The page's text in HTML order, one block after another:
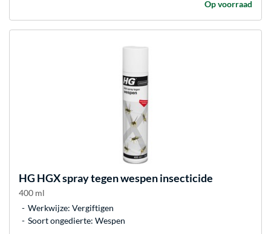
Op voorraad
HG HGX spray tegen wespen insecticide
400 ml
Werkwijze: Vergiftigen
Soort ongedierte: Wespen